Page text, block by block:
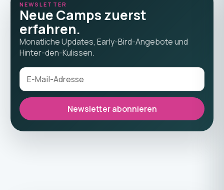
NEWSLETTER
Neue Camps zuerst
erfahren.
Monatliche Updates, Early-Bird-Angebote und
Hinter-den-Kulissen.
Newsletter abonnieren